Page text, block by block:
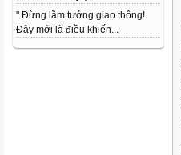
" Đừng lầm tưởng giao thông!
Đây mới là điều khiến...